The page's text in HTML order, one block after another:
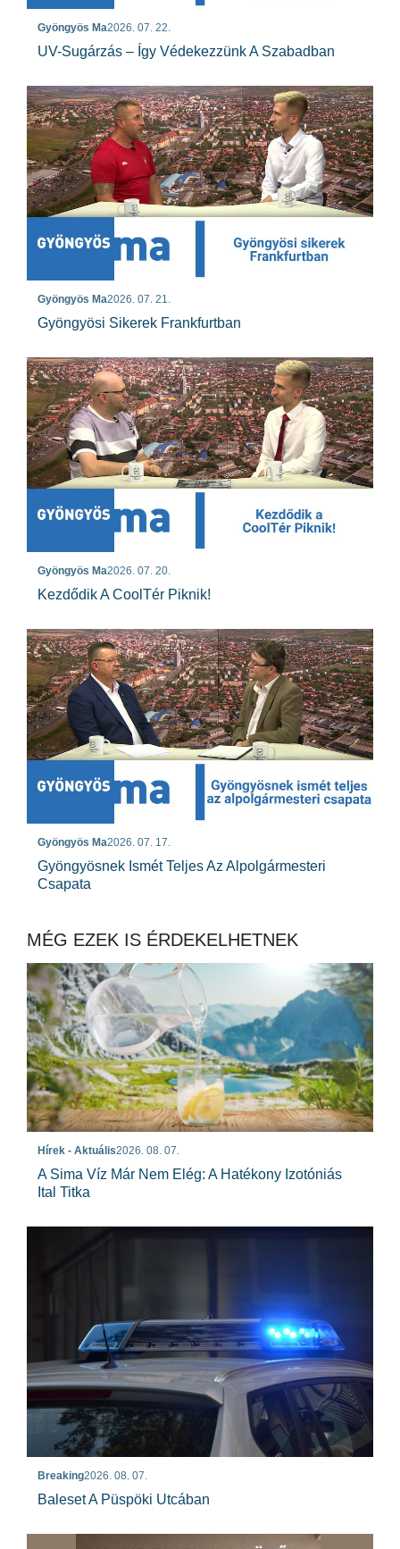
Gyöngyös Ma2026. 07. 22.
UV-Sugárzás – Így Védekezzünk A Szabadban
Gyöngyös Ma2026. 07. 21.
Gyöngyösi Sikerek Frankfurtban
Gyöngyös Ma2026. 07. 20.
Kezdődik A CoolTér Piknik!
Gyöngyös Ma2026. 07. 17.
Gyöngyösnek Ismét Teljes Az Alpolgármesteri
Csapata
MÉG EZEK IS ÉRDEKELHETNEK
Hírek - Aktuális2026. 08. 07.
A Sima Víz Már Nem Elég: A Hatékony Izotóniás
Ital Titka
Breaking2026. 08. 07.
Baleset A Püspöki Utcában